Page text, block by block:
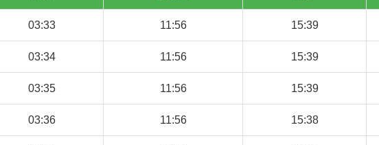
03:33 11:56 15:39
03:34 11:56 15:39
03:35 11:56 15:39
03:36 11:56 15:38